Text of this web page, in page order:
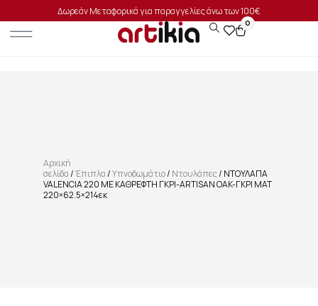
Δωρεάν Μεταφορικά για παραγγελίες άνω των 100€
0
Αρχική
σελίδα/Έπιπλα/Υπνοδωμάτιο/ Ντουλάπες/ ΝΤΟΥΛΑΠΑ
VALENCIA 220 ΜΕ ΚΑΘΡΕΦΤΗ ΓΚΡΙ-ARTISAN OAK-ΓΚΡΙ ΜΑΤ
220×62.5×214εκ